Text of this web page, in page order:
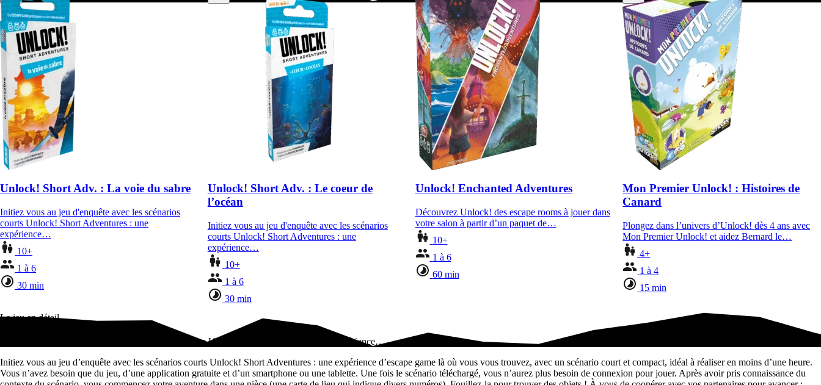
Unlock! Short Adv. : La voie du sabre
Initiez vous au jeu d'enquête avec les scénarios
courts Unlock! Short Adventures : une
expérience…
10+
1 à 6
30 min
Unlock! Short Adv. : Le coeur de
l’océan
Initiez vous au jeu d'enquête avec les scénarios
courts Unlock! Short Adventures : une
expérience…
10+
1 à 6
30 min
Unlock! Enchanted Adventures
Découvrez Unlock! des escape rooms à jouer dans
votre salon à partir d’un paquet de…
10+
1 à 6
60 min
Mon Premier Unlock! : Histoires de
Canard
Plongez dans l’univers d’Unlock! dès 4 ans avec
Mon Premier Unlock! et aidez Bernard le…
4+
1 à 4
15 min
Le jeu en détail
Initiez vous au jeu d'enquête avec les scénarios courts Unlock! Short Adventures : une expérience…
Initiez vous au jeu d’enquête avec les scénarios courts Unlock! Short Adventures : une expérience d’escape game là où vous vous trouvez, avec un scénario court et compact, idéal à réaliser en moins d’une heure.
Vous n’avez besoin que du jeu, d’une application gratuite et d’un smartphone ou une tablette. Une fois le scénario téléchargé, vous n’aurez plus besoin de connexion pour jouer. Après avoir pris connaissance du